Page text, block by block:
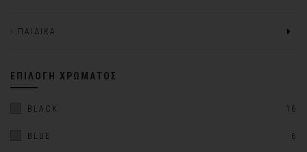
ΠΑΙΔΙΚΆ
ΕΠΙΛΟΓΉ ΧΡΏΜΑΤΟΣ
BLACK 16
BLUE 6